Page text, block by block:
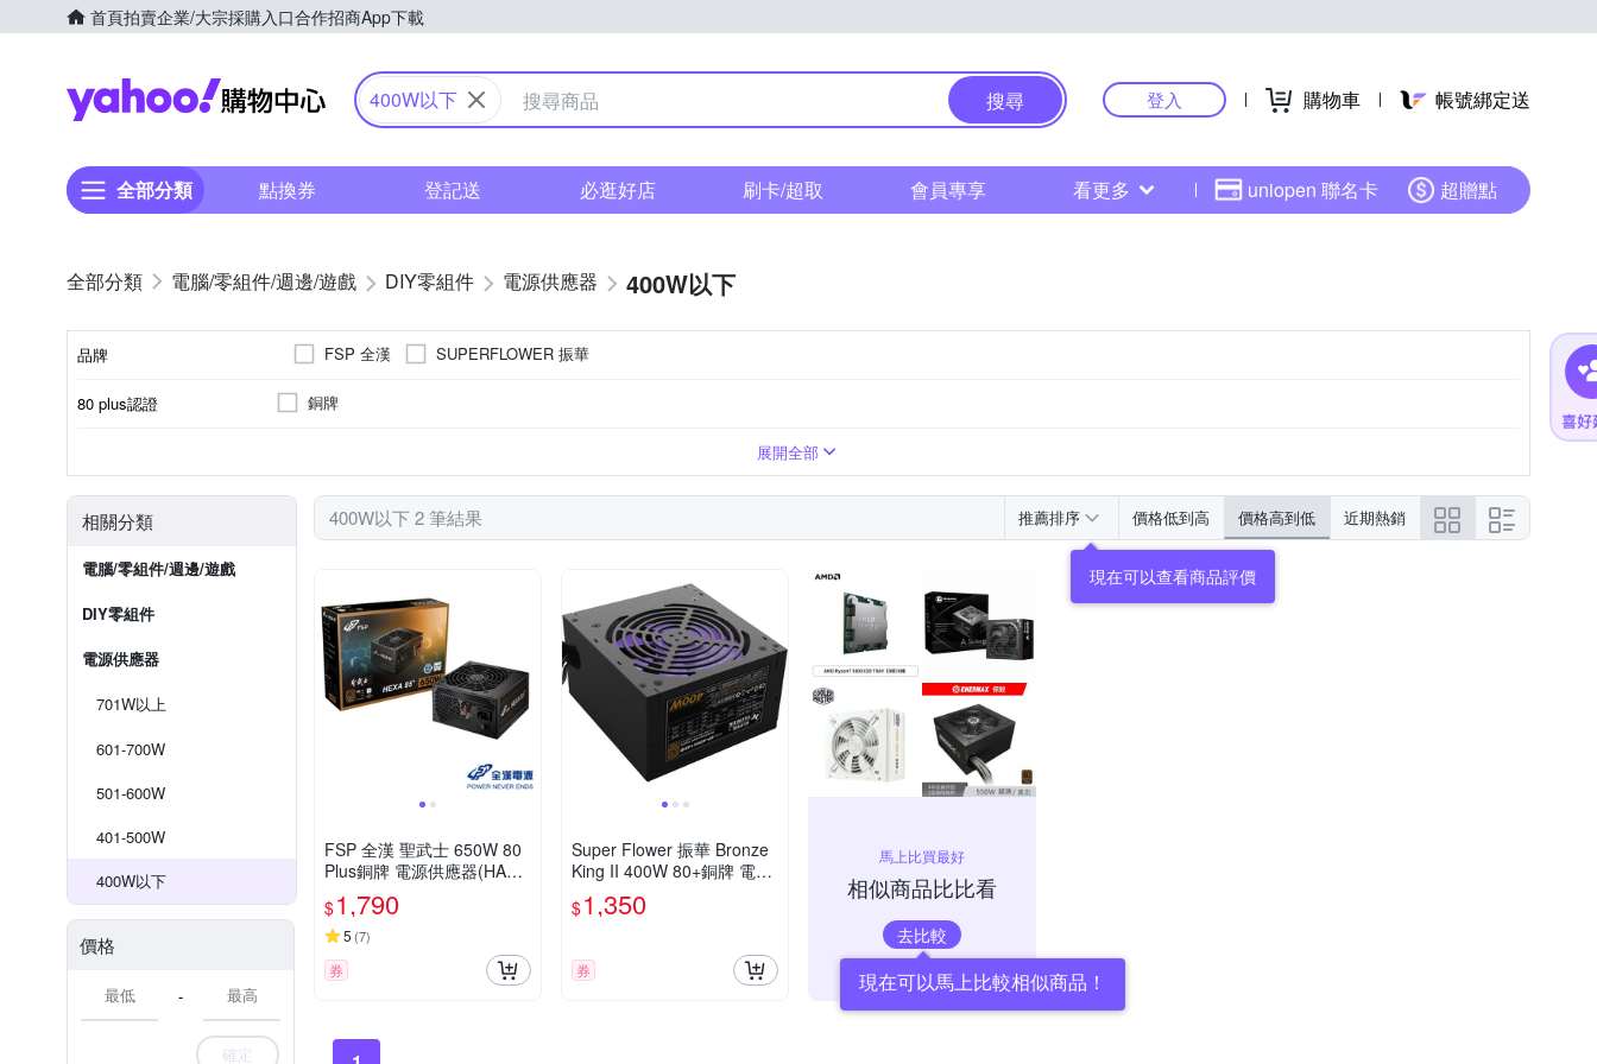
首頁拍賣企業/大宗採購入口合作招商App下載
Yahoo購物中心
400W以下 搜尋 登入 購物車 帳號綁定送
全部分類 點換券 登記送 必逛好店 刷卡/超取 會員專享 看更多 uniopen 聯名卡 超贈點
電腦/零組件/週邊/遊戲 DIY零組件 電源供應器 400W以下
品牌
品牌名稱
FSP 全漢 SUPERFLOWER 振華
80 plus認證 銅牌
展開全部
相關分類
電腦/零組件/週邊/遊戲
DIY零組件
電源供應器
701W以上
601-700W
501-600W
401-500W
400W以下
價格
-
確定
400W以下 2 筆結果 推薦排序 價格低到高 價格高到低 近期熱銷
現在可以查看商品評價
FSP 全漢 聖武士 650W 80
Plus銅牌 電源供應器(HA65
$1,790
5 (7)
券
Super Flower 振華 Bronze
King II 400W 80+銅牌 電源
供應器
$1,350
券
馬上比買最好
相似商品比比看
去比較
現在可以馬上比較相似商品！